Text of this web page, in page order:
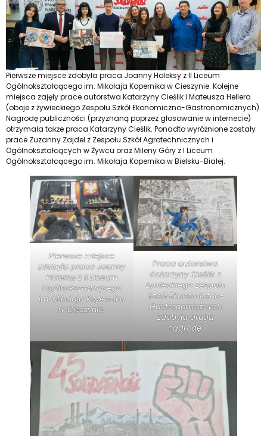
Pierwsze miejsce zdobyła praca Joanny Holeksy z II Liceum
Ogólnokształcącego im. Mikołaja Kopernika w Cieszynie. Kolejne
miejsca zajęły prace autorstwa Katarzyny Cieślik i Mateusza Hellera
(oboje z żywieckiego Zespołu Szkół Ekonomiczno-Gastronomicznych).
Nagrodę publiczności (przyznaną poprzez głosowanie w internecie)
otrzymała także praca Katarzyny Cieślik. Ponadto wyróżnione zostały
prace Zuzanny Zajdel z Zespołu Szkół Agrotechnicznych i
Ogólnokształcących w Żywcu oraz Mileny Góry z I Liceum
Ogólnokształcącego im. Mikołaja Kopernika w Bielsku-Białej.
Pierwsze miejsce
zdobyła praca Joanny
Holeksy z II Liceum
Ogólnokształcącego
im. Mikołaja Kopernika
w Cieszynie.
Praca autorstwa
Katarzyny Cieślik z
żywieckiego Zespołu
Szkół Ekonomiczno-
Gastronomicznych
zdobyła drugą
nagrodę.